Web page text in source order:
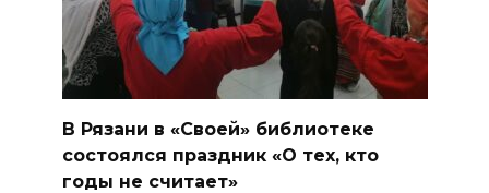
В Рязани в «Своей» библиотеке
состоялся праздник «О тех, кто
годы не считает»